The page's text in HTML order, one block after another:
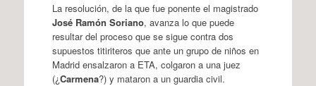
La resolución, de la que fue ponente el magistrado
José Ramón Soriano, avanza lo que puede
resultar del proceso que se sigue contra dos
supuestos titiriteros que ante un grupo de niños en
Madrid ensalzaron a ETA, colgaron a una juez
(¿Carmena?) y mataron a un guardia civil.